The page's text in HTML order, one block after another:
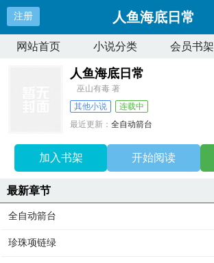
注册 人鱼海底日常
网站首页 小说分类 会员书架
人鱼海底日常
巫山有毒 著
其他小说
连载中
最近更新：全自动箭台
加入书架 开始阅读
最新章节
全自动箭台
珍珠项链绿